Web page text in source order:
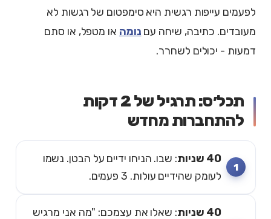
לפעמים עייפות רגשית היא סימפטום של רגשות לא
מעובדים. כתיבה, שיחה עם נומה או מטפל, או סתם
דמעות - יכולים לשחרר.
תכל׳ס: תרגיל של 2 דקות
להתחברות מחדש
40 שניות
: שבו. הניחו ידיים על הבטן. נשמו
לעומק שהידיים עולות. 3 פעמים.
40 שניות
: שאלו את עצמכם: "מה אני מרגיש